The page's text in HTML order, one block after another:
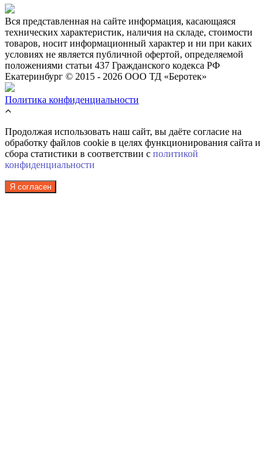
Вся представленная на сайте информация, касающаяся
технических характеристик, наличия на складе, стоимости
товаров, носит информационный характер и ни при каких
условиях не является публичной офертой, определяемой
положениями статьи 437 Гражданского кодекса РФ
Екатеринбург © 2015 - 2026 ООО ТД «Беротек»
Политика конфиденциальности
Продолжая использовать наш сайт, вы даёте согласие на
обработку файлов cookie в целях функционирования сайта и
сбора статистики в соответствии с политикой
конфиденциальности
Я согласен